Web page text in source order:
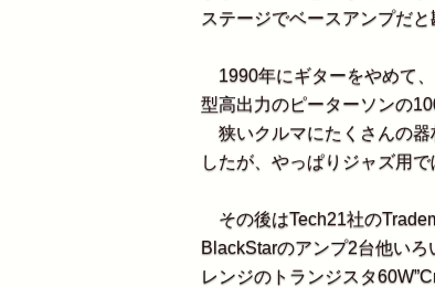
ステージでベースアンプだ
1990年にギターをやめて
型高出力のピーターソンの
狭いクルマにたくさんの器
したが、やっぱりジャズ用
その後はTech21社の
BlackStarのアンプ2台他い
レンジのトランジスタ